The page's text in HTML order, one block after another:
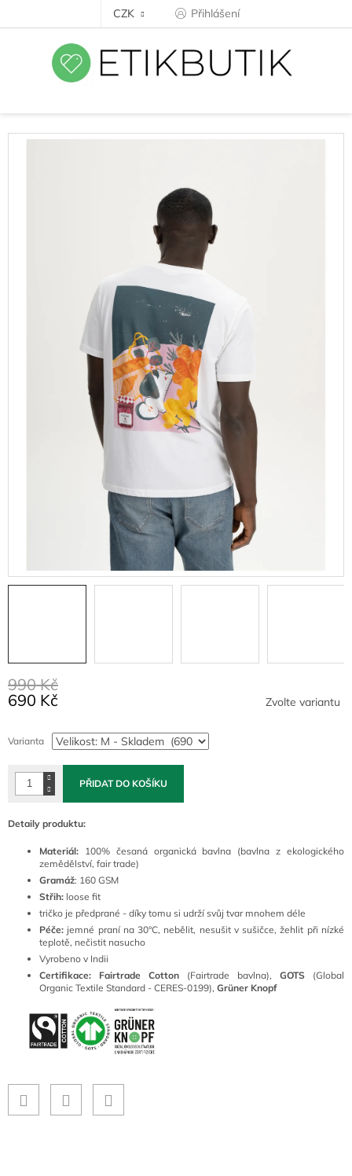
CZK Přihlášení
990 Kč
690 Kč
cena:
Zvolte variantu
Varianta
PŘIDAT DO KOŠÍKU
Detaily produktu:
Materiál: 100% česaná organická bavlna (bavlna z ekologického
zemědělství, fair trade)
Gramáž: 160 GSM
Střih: loose fit
tričko je předprané - díky tomu si udrží svůj tvar mnohem déle
Péče: jemné praní na 30°C, nebělit, nesušit v sušičce, žehlit při nízké
teplotě, nečistit nasucho
Vyrobeno v Indii
Certifikace: Fairtrade Cotton (Fairtrade bavlna), GOTS
(Global
Organic Textile Standard - CERES-0199), Grüner Knopf